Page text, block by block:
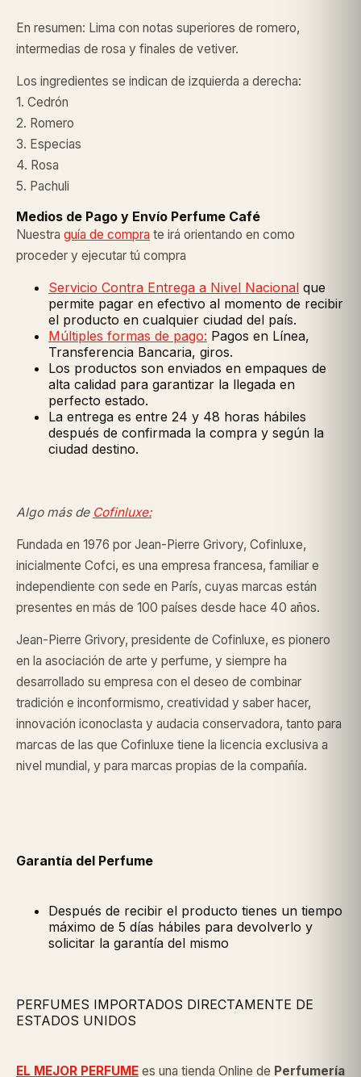
En resumen: Lima con notas superiores de romero,
intermedias de rosa y finales de vetiver.
Los ingredientes se indican de izquierda a derecha:
1. Cedrón
2. Romero
3. Especias
4. Rosa
5. Pachuli
Medios de Pago y Envío Perfume Café
Nuestra guía de compra te irá orientando en como
proceder y ejecutar tú compra
Servicio Contra Entrega a Nivel Nacional que
permite pagar en efectivo al momento de recibir
el producto en cualquier ciudad del país.
Múltiples formas de pago: Pagos en Línea,
Transferencia Bancaria, giros.
Los productos son enviados en empaques de
alta calidad para garantizar la llegada en
perfecto estado.
La entrega es entre 24 y 48 horas hábiles
después de confirmada la compra y según la
ciudad destino.
Algo más de Cofinluxe:
Fundada en 1976 por Jean-Pierre Grivory, Cofinluxe,
inicialmente Cofci, es una empresa francesa, familiar e
independiente con sede en París, cuyas marcas están
presentes en más de 100 países desde hace 40 años.
Jean-Pierre Grivory, presidente de Cofinluxe, es pionero
en la asociación de arte y perfume, y siempre ha
desarrollado su empresa con el deseo de combinar
tradición e inconformismo, creatividad y saber hacer,
innovación iconoclasta y audacia conservadora, tanto para
marcas de las que Cofinluxe tiene la licencia exclusiva a
nivel mundial, y para marcas propias de la compañía.
Garantía del Perfume
Después de recibir el producto tienes un tiempo
máximo de 5 días hábiles para devolverlo y
solicitar la garantía del mismo
PERFUMES IMPORTADOS DIRECTAMENTE DE
ESTADOS UNIDOS
EL MEJOR PERFUME es una tienda Online de Perfumería